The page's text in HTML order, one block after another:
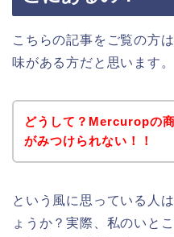
こちらの記事をご覧の方
味がある方だと思います
どうして？Mercuropの
がみつけられない！！
という風に思っている人
ょうか？実際、私のいと